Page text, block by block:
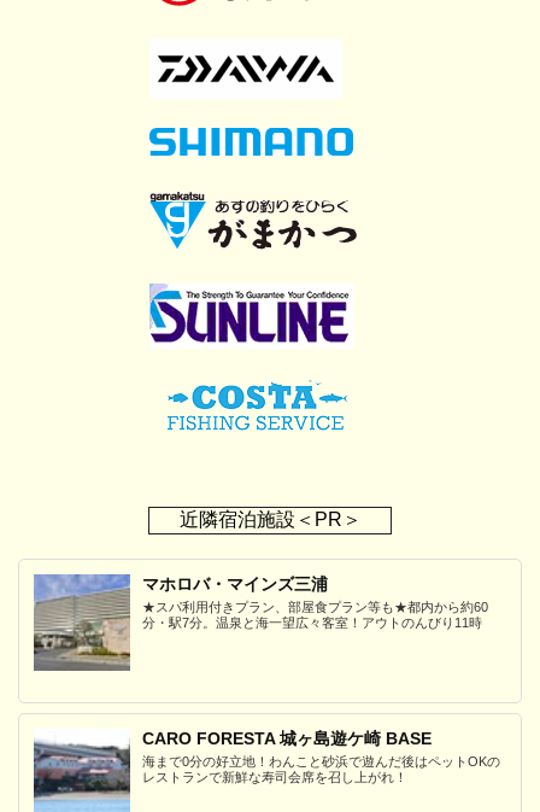
近隣宿泊施設＜PR＞
マホロバ・マインズ三浦
★スパ利用付きプラン、部屋食プラン等も★都内から約60
分・駅7分。温泉と海一望広々客室！アウトのんびり11時
CARO FORESTA 城ヶ島遊ケ崎 BASE
海まで0分の好立地！わんこと砂浜で遊んだ後はペットOKの
レストランで新鮮な寿司会席を召し上がれ！